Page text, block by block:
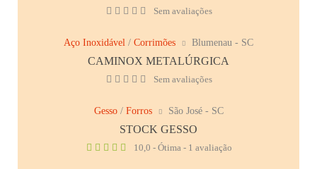
Sem avaliações
Aço Inoxidável / Corrimões Blumenau - SC
CAMINOX METALÚRGICA
Sem avaliações
Gesso/ Forros São José - SC
STOCK GESSO
10,0 - Ótima - 1 avaliação